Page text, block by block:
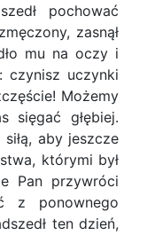
pochować
zasnął
mu na oczy i
czynisz uczynki
Możemy
sięgać głębiej.
aby jeszcze
którymi był
Pan przywróci
z ponownego
ten dzień,